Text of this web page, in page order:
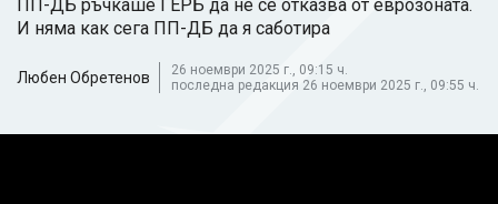
ПП-ДБ ръчкаше ГЕРБ да не се отказва от еврозоната.
И няма как сега ПП-ДБ да я саботира
Любен Обретенов
26 ноември 2025 г., 09:15 ч.
последна редакция 26 ноември 2025 г., 09:55 ч.